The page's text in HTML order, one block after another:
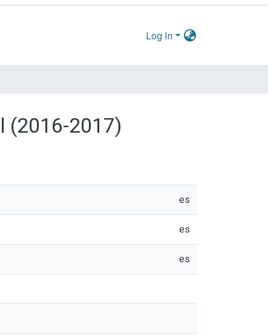
Log In
(2016-2017)
es
es
es